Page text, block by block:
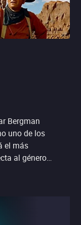
Bergman
uno de los
el más
al género
y el anti-
(‘The
y de racismo no
salvar